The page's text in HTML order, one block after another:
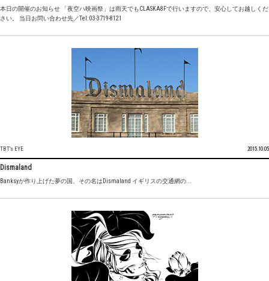
本日の開催のお知らせ 「夜空ハ映画祭」は雨天でもCLASKA8Fで行いますので、安心してお越しくだ
さい。 当日お問い合わせ先／Tel: 03-3719-8121
TBT's EYE 2015.10.05
Dismaland
Banksyが作り上げた夢の国、その名はDismaland イギリスの交通網の...